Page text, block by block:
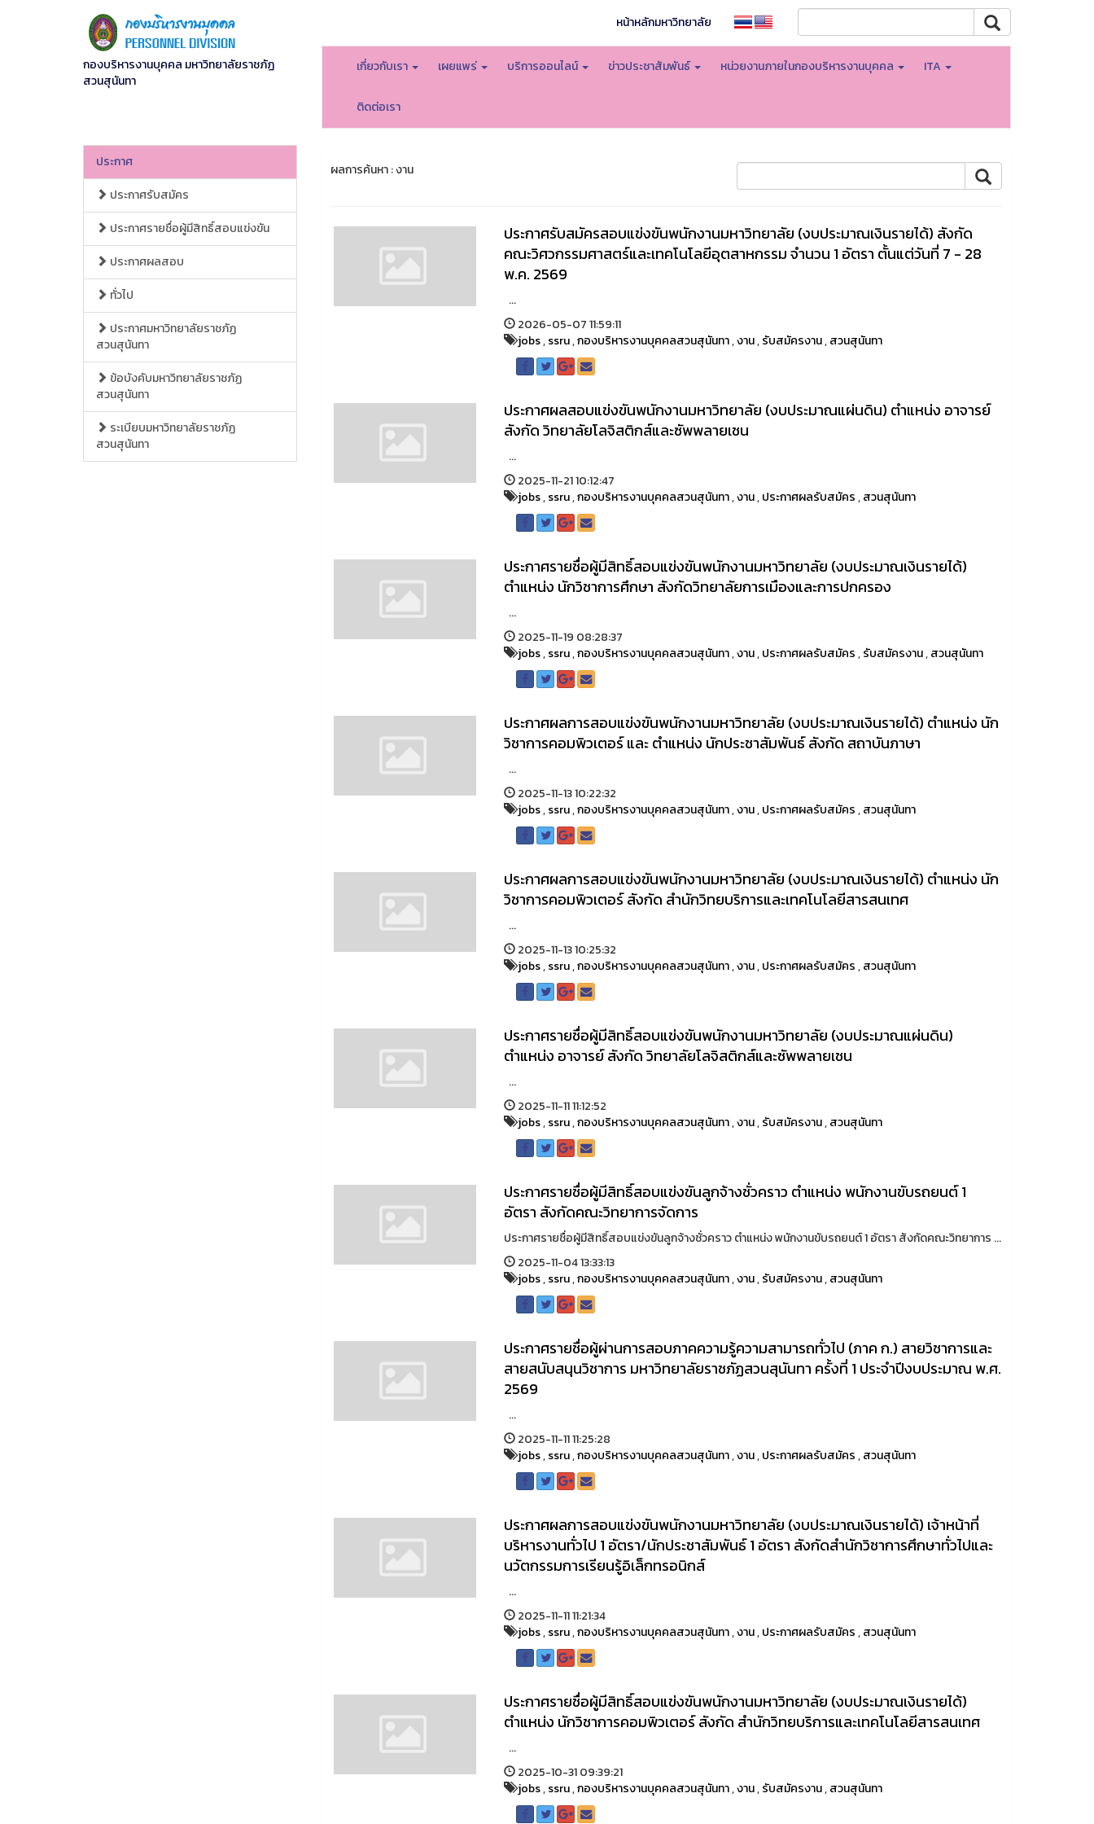
กองบริหารงานบุคคล มหาวิทยาลัยราชภัฏ
สวนสุนันทา
หน้าหลักมหาวิทยาลัย
เกี่ยวกับเรา เผยแพร่ บริการออนไลน์ ข่าวประชาสัมพันธ์ หน่วยงานภายในกองบริหารงานบุคคล ITA
ติดต่อเรา
ประกาศ
ประกาศรับสมัคร
ประกาศรายชื่อผู้มีสิทธิ์สอบแข่งขัน
ประกาศผลสอบ
ทั่วไป
ประกาศมหาวิทยาลัยราชภัฏ
สวนสุนันทา
ข้อบังคับมหาวิทยาลัยราชภัฏ
สวนสุนันทา
ระเบียบมหาวิทยาลัยราชภัฏ
สวนสุนันทา
ผลการค้นหา : งาน
ประกาศรับสมัครสอบแข่งขันพนักงานมหาวิทยาลัย (งบประมาณเงินรายได้) สังกัด
คณะวิศวกรรมศาสตร์และเทคโนโลยีอุตสาหกรรม จำนวน 1 อัตรา ตั้นแต่วันที่ 7 - 28
พ.ค. 2569
...
2026-05-07 11:59:11
jobs,ssru,กองบริหารงานบุคคลสวนสุนันทา,งาน,รับสมัครงาน,สวนสุนันทา
ประกาศผลสอบแข่งขันพนักงานมหาวิทยาลัย (งบประมาณแผ่นดิน) ตำแหน่ง อาจารย์
สังกัด วิทยาลัยโลจิสติกส์และซัพพลายเชน
...
2025-11-21 10:12:47
jobs,ssru,กองบริหารงานบุคคลสวนสุนันทา,งาน,ประกาศผลรับสมัคร,สวนสุนันทา
ประกาศรายชื่อผู้มีสิทธิ์สอบแข่งขันพนักงานมหาวิทยาลัย (งบประมาณเงินรายได้)
ตำแหน่ง นักวิชาการศึกษา สังกัดวิทยาลัยการเมืองและการปกครอง
...
2025-11-19 08:28:37
jobs,ssru,กองบริหารงานบุคคลสวนสุนันทา,งาน,ประกาศผลรับสมัคร,รับสมัครงาน,สวนสุนันทา
ประกาศผลการสอบแข่งขันพนักงานมหาวิทยาลัย (งบประมาณเงินรายได้) ตำแหน่ง นัก
วิชาการคอมพิวเตอร์ และ ตำแหน่ง นักประชาสัมพันธ์ สังกัด สถาบันภาษา
...
2025-11-13 10:22:32
jobs,ssru,กองบริหารงานบุคคลสวนสุนันทา,งาน,ประกาศผลรับสมัคร,สวนสุนันทา
ประกาศผลการสอบแข่งขันพนักงานมหาวิทยาลัย (งบประมาณเงินรายได้) ตำแหน่ง นัก
วิชาการคอมพิวเตอร์ สังกัด สำนักวิทยบริการและเทคโนโลยีสารสนเทศ
...
2025-11-13 10:25:32
jobs,ssru,กองบริหารงานบุคคลสวนสุนันทา,งาน,ประกาศผลรับสมัคร,สวนสุนันทา
ประกาศรายชื่อผู้มีสิทธิ์สอบแข่งขันพนักงานมหาวิทยาลัย (งบประมาณแผ่นดิน)
ตำแหน่ง อาจารย์ สังกัด วิทยาลัยโลจิสติกส์และซัพพลายเชน
...
2025-11-11 11:12:52
jobs,ssru,กองบริหารงานบุคคลสวนสุนันทา,งาน,รับสมัครงาน,สวนสุนันทา
ประกาศรายชื่อผู้มีสิทธิ์สอบแข่งขันลูกจ้างชั่วคราว ตำแหน่ง พนักงานขับรถยนต์ 1
อัตรา สังกัดคณะวิทยาการจัดการ
ประกาศรายชื่อผู้มีสิทธิ์สอบแข่งขันลูกจ้างชั่วคราว ตำแหน่ง พนักงานขับรถยนต์ 1 อัตรา สังกัดคณะวิทยาการ ...
2025-11-04 13:33:13
jobs,ssru,กองบริหารงานบุคคลสวนสุนันทา,งาน,รับสมัครงาน,สวนสุนันทา
ประกาศรายชื่อผู้ผ่านการสอบภาคความรู้ความสามารถทั่วไป (ภาค ก.) สายวิชาการและ
สายสนับสนุนวิชาการ มหาวิทยาลัยราชภัฏสวนสุนันทา ครั้งที่ 1 ประจำปีงบประมาณ พ.ศ.
2569
...
2025-11-11 11:25:28
jobs,ssru,กองบริหารงานบุคคลสวนสุนันทา,งาน,ประกาศผลรับสมัคร,สวนสุนันทา
ประกาศผลการสอบแข่งขันพนักงานมหาวิทยาลัย (งบประมาณเงินรายได้) เจ้าหน้าที่
บริหารงานทั่วไป 1 อัตรา/นักประชาสัมพันธ์ 1 อัตรา สังกัดสำนักวิชาการศึกษาทั่วไปและ
นวัตกรรมการเรียนรู้อิเล็กทรอนิกส์
...
2025-11-11 11:21:34
jobs,ssru,กองบริหารงานบุคคลสวนสุนันทา,งาน,ประกาศผลรับสมัคร,สวนสุนันทา
ประกาศรายชื่อผู้มีสิทธิ์สอบแข่งขันพนักงานมหาวิทยาลัย (งบประมาณเงินรายได้)
ตำแหน่ง นักวิชาการคอมพิวเตอร์ สังกัด สำนักวิทยบริการและเทคโนโลยีสารสนเทศ
...
2025-10-31 09:39:21
jobs,ssru,กองบริหารงานบุคคลสวนสุนันทา,งาน,รับสมัครงาน,สวนสุนันทา